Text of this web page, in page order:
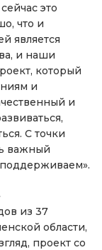
это
что и
является
и наши
который
и
и
С точки
важный
из 37
области,
проект со